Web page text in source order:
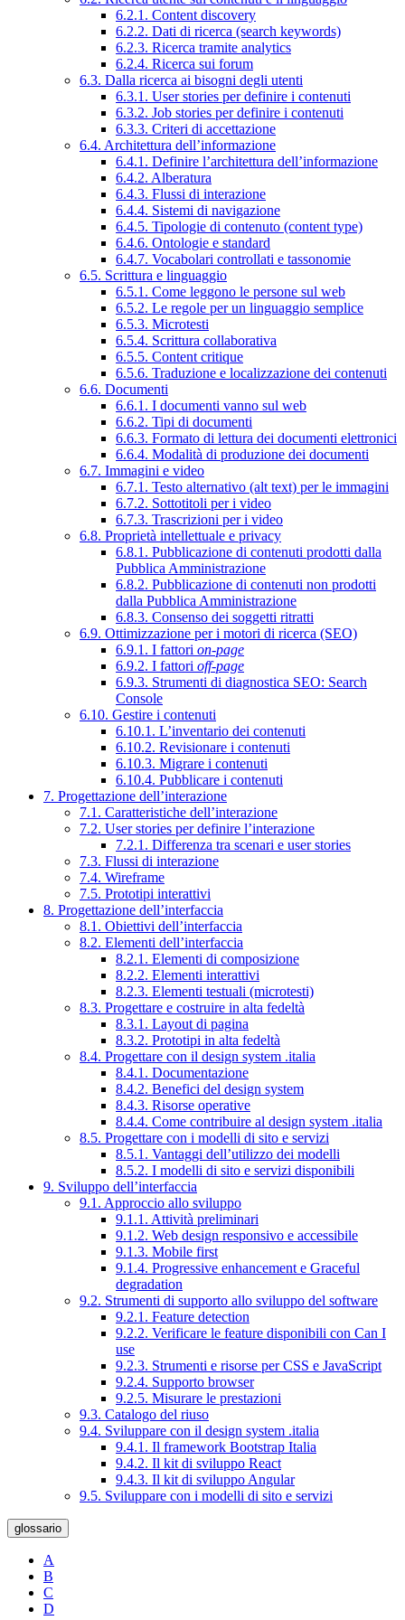
6.2.1. Content discovery
6.2.2. Dati di ricerca (search keywords)
6.2.3. Ricerca tramite analytics
6.2.4. Ricerca sui forum
6.3. Dalla ricerca ai bisogni degli utenti
6.3.1. User stories per definire i contenuti
6.3.2. Job stories per definire i contenuti
6.3.3. Criteri di accettazione
6.4. Architettura dell’informazione
6.4.1. Definire l’architettura dell’informazione
6.4.2. Alberatura
6.4.3. Flussi di interazione
6.4.4. Sistemi di navigazione
6.4.5. Tipologie di contenuto (content type)
6.4.6. Ontologie e standard
6.4.7. Vocabolari controllati e tassonomie
6.5. Scrittura e linguaggio
6.5.1. Come leggono le persone sul web
6.5.2. Le regole per un linguaggio semplice
6.5.3. Microtesti
6.5.4. Scrittura collaborativa
6.5.5. Content critique
6.5.6. Traduzione e localizzazione dei contenuti
6.6. Documenti
6.6.1. I documenti vanno sul web
6.6.2. Tipi di documenti
6.6.3. Formato di lettura dei documenti elettronici
6.6.4. Modalità di produzione dei documenti
6.7. Immagini e video
6.7.1. Testo alternativo (alt text) per le immagini
6.7.2. Sottotitoli per i video
6.7.3. Trascrizioni per i video
6.8. Proprietà intellettuale e privacy
6.8.1. Pubblicazione di contenuti prodotti dalla
Pubblica Amministrazione
6.8.2. Pubblicazione di contenuti non prodotti
dalla Pubblica Amministrazione
6.8.3. Consenso dei soggetti ritratti
6.9. Ottimizzazione per i motori di ricerca (SEO)
6.9.1. I fattori on-page
6.9.2. I fattori off-page
6.9.3. Strumenti di diagnostica SEO: Search
Console
6.10. Gestire i contenuti
6.10.1. L’inventario dei contenuti
6.10.2. Revisionare i contenuti
6.10.3. Migrare i contenuti
6.10.4. Pubblicare i contenuti
7. Progettazione dell’interazione
7.1. Caratteristiche dell’interazione
7.2. User stories per definire l’interazione
7.2.1. Differenza tra scenari e user stories
7.3. Flussi di interazione
7.4. Wireframe
7.5. Prototipi interattivi
8. Progettazione dell’interfaccia
8.1. Obiettivi dell’interfaccia
8.2. Elementi dell’interfaccia
8.2.1. Elementi di composizione
8.2.2. Elementi interattivi
8.2.3. Elementi testuali (microtesti)
8.3. Progettare e costruire in alta fedeltà
8.3.1. Layout di pagina
8.3.2. Prototipi in alta fedeltà
8.4. Progettare con il design system .italia
8.4.1. Documentazione
8.4.2. Benefici del design system
8.4.3. Risorse operative
8.4.4. Come contribuire al design system .italia
8.5. Progettare con i modelli di sito e servizi
8.5.1. Vantaggi dell’utilizzo dei modelli
8.5.2. I modelli di sito e servizi disponibili
9. Sviluppo dell’interfaccia
9.1. Approccio allo sviluppo
9.1.1. Attività preliminari
9.1.2. Web design responsivo e accessibile
9.1.3. Mobile first
9.1.4. Progressive enhancement e Graceful
degradation
9.2. Strumenti di supporto allo sviluppo del software
9.2.1. Feature detection
9.2.2. Verificare le feature disponibili con Can I
use
9.2.3. Strumenti e risorse per CSS e JavaScript
9.2.4. Supporto browser
9.2.5. Misurare le prestazioni
9.3. Catalogo del riuso
9.4. Sviluppare con il design system .italia
9.4.1. Il framework Bootstrap Italia
9.4.2. Il kit di sviluppo React
9.4.3. Il kit di sviluppo Angular
9.5. Sviluppare con i modelli di sito e servizi
glossario
A
B
C
D